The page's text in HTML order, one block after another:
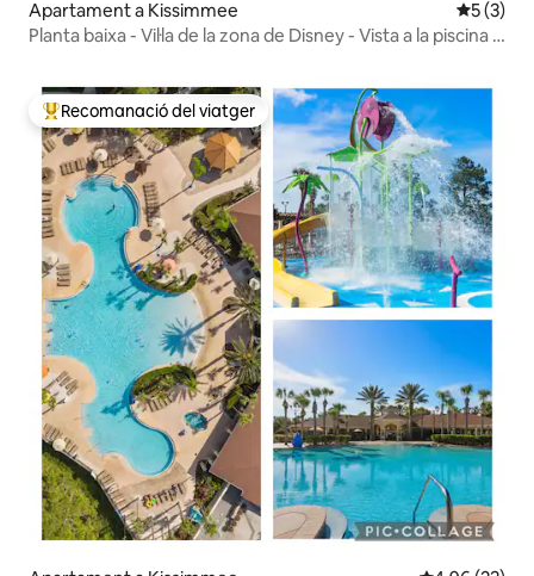
Apartament a Kissimmee 5 de
5 (3)
Planta baixa - Vil·la de la zona de Disney - Vista a la piscina i
Principals recomanacions dels viatgers
Recomanació del viatger